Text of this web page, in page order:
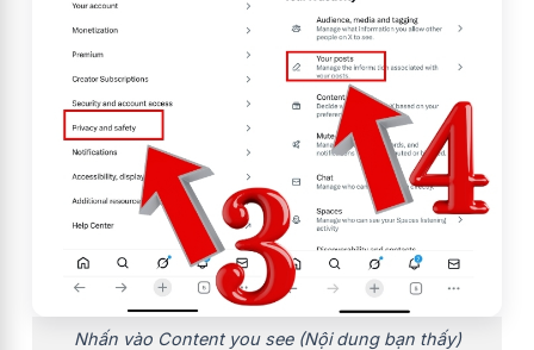
Nhấn vào Content you see (Nội dung bạn thấy)